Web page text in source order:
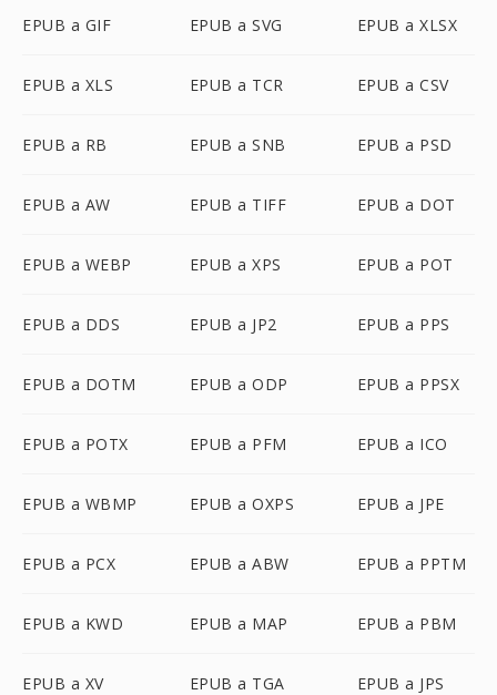
EPUB a GIF EPUB a SVG EPUB a XLSX
EPUB a XLS EPUB a TCR EPUB a CSV
EPUB a RB EPUB a SNB EPUB a PSD
EPUB a AW EPUB a TIFF EPUB a DOT
EPUB a WEBP EPUB a XPS EPUB a POT
EPUB a DDS EPUB a JP2 EPUB a PPS
EPUB a DOTM EPUB a ODP EPUB a PPSX
EPUB a POTX EPUB a PFM EPUB a ICO
EPUB a WBMP EPUB a OXPS EPUB a JPE
EPUB a PCX EPUB a ABW EPUB a PPTM
EPUB a KWD EPUB a MAP EPUB a PBM
EPUB a XV EPUB a TGA EPUB a JPS